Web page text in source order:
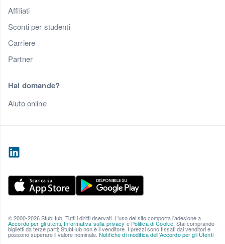
Affiliati
Sconti per studenti
Carriere
Partner
Hai domande?
Aiuto online
© 2000-2026 StubHub. Tutti i diritti riservati. L'uso del sito comporta l'adesione a
Accordo per gli utenti,Informativa sulla privacyePolitica di Cookie. Stai comprando
biglietti da terze parti; StubHub non è il venditore. I prezzi sono fissati dai venditori e
possono superare il valore nominale.Notifiche di modifica dell'Accordo per gli Utenti